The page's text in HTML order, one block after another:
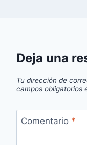
Deja una
Tu dirección de
campos obligatorios
Comentario *